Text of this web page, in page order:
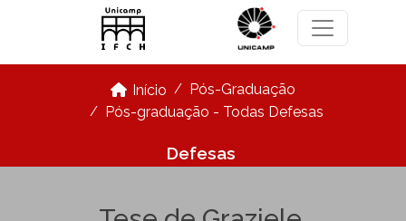
Pular para o conteúdo principal
Início
Pós-Graduação
Pós-graduação - Todas Defesas
Defesas